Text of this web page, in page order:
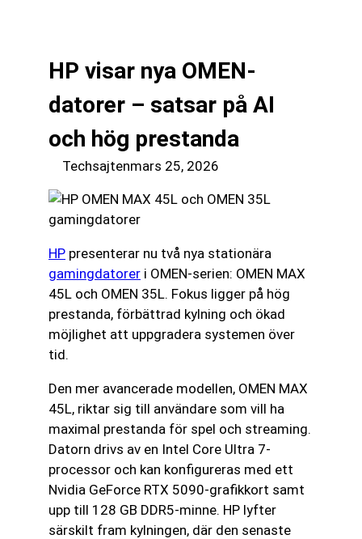
HP visar nya OMEN-
datorer – satsar på AI
och hög prestanda
Techsajtenmars 25, 2026
HP presenterar nu två nya stationära
gamingdatorer i OMEN-serien: OMEN MAX
45L och OMEN 35L. Fokus ligger på hög
prestanda, förbättrad kylning och ökad
möjlighet att uppgradera systemen över
tid.
Den mer avancerade modellen, OMEN MAX
45L, riktar sig till användare som vill ha
maximal prestanda för spel och streaming.
Datorn drivs av en Intel Core Ultra 7-
processor och kan konfigureras med ett
Nvidia GeForce RTX 5090-grafikkort samt
upp till 128 GB DDR5-minne. HP lyfter
särskilt fram kylningen, där den senaste